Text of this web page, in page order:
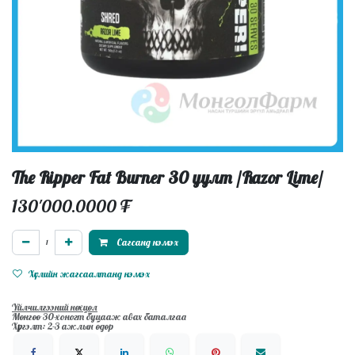
The Ripper Fat Burner 30 уулт /Razor Lime/
130'000.0000₮
Сагсанд нэмэх
Хүслийн жагсаалтанд нэмэх
Үйлчилгээний нөхцөл
Мөнгөө 30-хоногт буцааж авах баталгаа
Хүргэлт: 2-3 ажлын өдөр